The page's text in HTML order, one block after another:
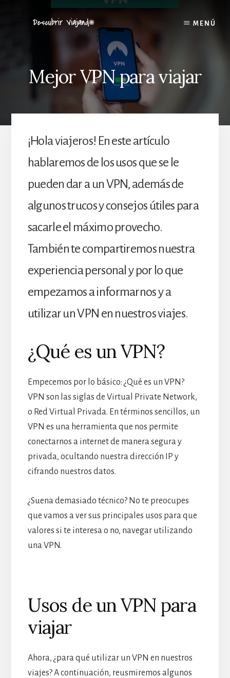
MENÚ
Mejor VPN para viajar
¡Hola viajeros! En este artículo
hablaremos de los usos que se le
pueden dar a un VPN, además de
algunos trucos y consejos útiles para
sacarle el máximo provecho.
También te compartiremos nuestra
experiencia personal y por lo que
empezamos a informarnos y a
utilizar un VPN en nuestros viajes.
¿Qué es un VPN?
Empecemos por lo básico: ¿Qué es un VPN?
VPN son las siglas de Virtual Private Network,
o Red Virtual Privada. En términos sencillos, un
VPN es una herramienta que nos permite
conectarnos a internet de manera segura y
privada, ocultando nuestra dirección IP y
cifrando nuestros datos.
¿Suena demasiado técnico? No te preocupes
que vamos a ver sus principales usos para que
valores si te interesa o no, navegar utilizando
una VPN.
Usos de un VPN para
viajar
Ahora, ¿para qué utilizar un VPN en nuestros
viajes? A continuación, reusmiremos algunos